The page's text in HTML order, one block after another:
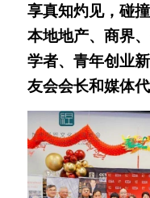
享真知灼见，碰
本地地产、商界
学者、青年创业
友会会长和媒体